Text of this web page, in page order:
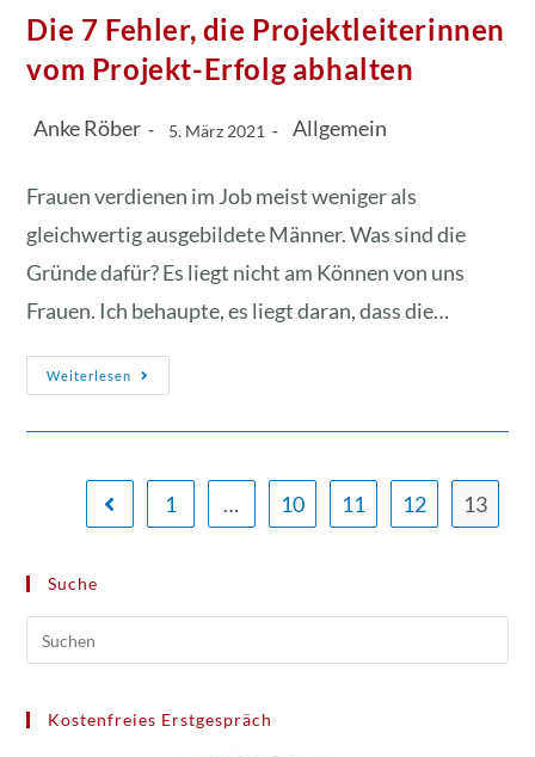
Die 7 Fehler, die Projektleiterinnen
vom Projekt-Erfolg abhalten
Anke Röber 5. März 2021 Allgemein
Frauen verdienen im Job meist weniger als
gleichwertig ausgebildete Männer. Was sind die
Gründe dafür? Es liegt nicht am Können von uns
Frauen. Ich behaupte, es liegt daran, dass die…
Weiterlesen
1 … 10 11 12 13
Suche
Kostenfreies Erstgespräch